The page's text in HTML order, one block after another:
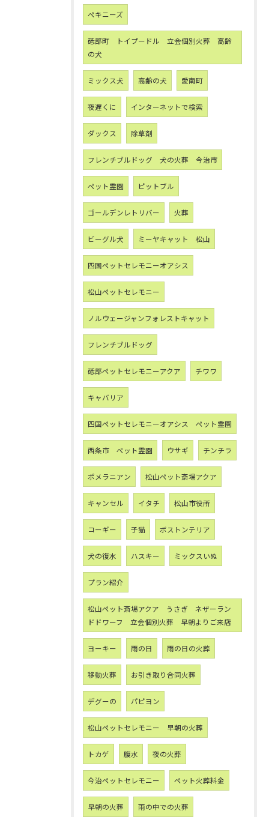
ペキニーズ
砥部町 トイプードル 立会個別火葬 高齢
の犬
ミックス犬 高齢の犬 愛南町
夜遅くに インターネットで検索
ダックス 除草剤
フレンチブルドッグ 犬の火葬 今治市
ペット霊園 ピットブル
ゴールデンレトリバー 火葬
ビーグル犬 ミーヤキャット 松山
四国ペットセレモニーオアシス
松山ペットセレモニー
ノルウェージャンフォレストキャット
フレンチブルドッグ
砥部ペットセレモニーアクア チワワ
キャバリア
四国ペットセレモニーオアシス ペット霊園
西条市 ペット霊園 ウサギ チンチラ
ポメラニアン 松山ペット斎場アクア
キャンセル イタチ 松山市役所
コーギー 子猫 ボストンテリア
犬の復水 ハスキー ミックスいぬ
プラン紹介
松山ペット斎場アクア うさぎ ネザーラン
ドドワーフ 立会個別火葬 早朝よりご来店
ヨーキー 雨の日 雨の日の火葬
移動火葬 お引き取り合同火葬
デグーの パピヨン
松山ペットセレモニー 早朝の火葬
トカゲ 腹水 夜の火葬
今治ペットセレモニー ペット火葬料金
早朝の火葬 雨の中での火葬